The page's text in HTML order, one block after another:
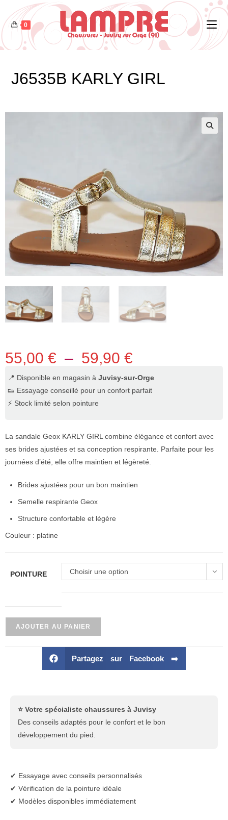
0
J6535B KARLY GIRL
55,00 € – 59,90 €
📍 Disponible en magasin à Juvisy-sur-Orge
👟 Essayage conseillé pour un confort parfait
⚡ Stock limité selon pointure
La sandale Geox KARLY GIRL combine élégance et confort avec
ses brides ajustées et sa conception respirante. Parfaite pour les
journées d’été, elle offre maintien et légèreté.
Brides ajustées pour un bon maintien
Semelle respirante Geox
Structure confortable et légère
Couleur : platine
POINTURE Choisir une option
AJOUTER AU PANIER
Partagez sur Facebook ➡️
⭐ Votre spécialiste chaussures à Juvisy
Des conseils adaptés pour le confort et le bon
développement du pied.
✔ Essayage avec conseils personnalisés
✔ Vérification de la pointure idéale
✔ Modèles disponibles immédiatement